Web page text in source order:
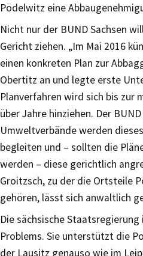
Pödelwitz eine
Nicht nur der BUND Sachsen
Gericht ziehen. „Im Mai 2016
einen konkreten Plan zur
Obertitz an und legte erste
Planverfahren wird sich bis zur
über Jahre hinziehen. Der
Umweltverbände werden
begleiten und – sollten die
werden – diese gerichtlich
Groitzsch, zu der die Ortsteile
gehören, lässt sich anwaltlich
Die sächsische
Problems. Sie unterstützt die
der Lausitz genauso wie im